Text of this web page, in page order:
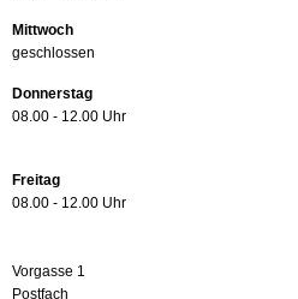
Mittwoch
geschlossen
Donnerstag
08.00 - 12.00 Uhr
Freitag
08.00 - 12.00 Uhr
Vorgasse 1
Postfach